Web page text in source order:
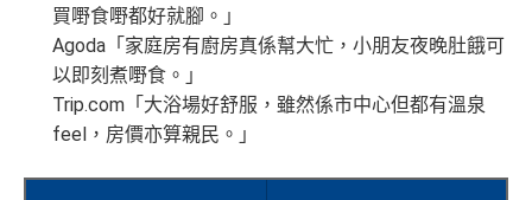
買嘢食嘢都好就腳。」
Agoda「家庭房有廚房真係幫大忙，小朋友夜晚肚餓可
以即刻煮嘢食。」
Trip.com「大浴場好舒服，雖然係市中心但都有溫泉
feel，房價亦算親民。」